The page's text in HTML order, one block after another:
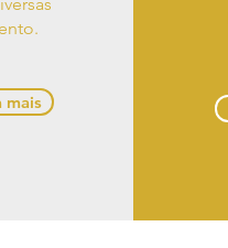
mais